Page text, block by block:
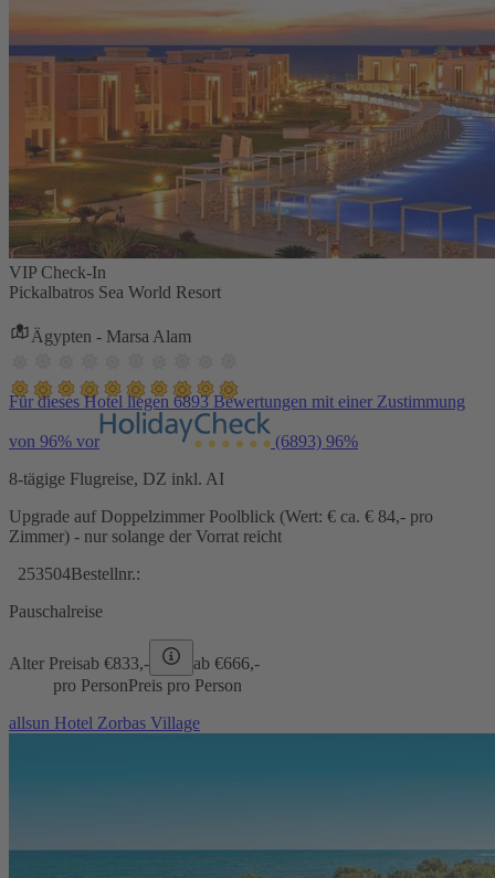
VIP Check-In
Pickalbatros Sea World Resort
Ägypten - Marsa Alam
Für dieses Hotel liegen 6893 Bewertungen mit einer Zustimmung
von 96% vor (6893) 96%
8-tägige Flugreise, DZ inkl. AI
Upgrade auf Doppelzimmer Poolblick (Wert: € ca. € 84,- pro
Zimmer) - nur solange der Vorrat reicht
253504Bestellnr.:
Pauschalreise
Alter Preisab €833,- ab €666,-
pro PersonPreis pro Person
allsun Hotel Zorbas Village